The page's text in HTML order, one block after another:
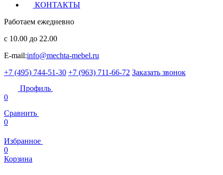
КОНТАКТЫ
Работаем ежедневно
с 10.00 до 22.00
E-mail:info@mechta-mebel.ru
+7 (495) 744-51-30 +7 (963) 711-66-72 Заказать звонок
Профиль
0
Сравнить
0
Избранное
0
Корзина